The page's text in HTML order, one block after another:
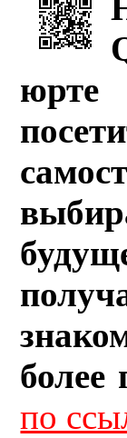
юрте
по